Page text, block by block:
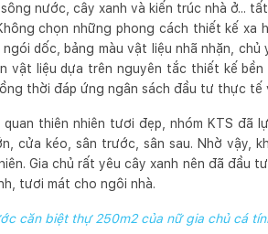
nước, cây xanh và kiến trúc nhà ở...
chọn những phong cách thiết kế xa
dốc, bảng màu vật liệu nhã nhặn,
vật liệu dựa trên nguyên tắc thiết kế
thời đáp ứng ngân sách đầu tư thực
thiên nhiên tươi đẹp, nhóm KTS đã
cửa kéo, sân trước, sân sau. Nhờ vậy,
Gia chủ rất yêu cây xanh nên đã đầu
tươi mát cho ngôi nhà.
căn biệt thự 250m2 của nữ gia chủ cá